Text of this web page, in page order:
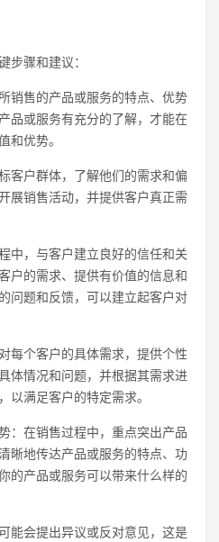
步骤和建议：
销售的产品或服务的特点、优势
品或服务有充分的了解，才能在
和优势。
客户群体，了解他们的需求和偏
展销售活动，并提供客户真正需
中，与客户建立良好的信任和关
户的需求、提供有价值的信息和
问题和反馈，可以建立起客户对
每个客户的具体需求，提供个性
体情况和问题，并根据其需求进
以满足客户的特定需求。
：在销售过程中，重点突出产品
晰地传达产品或服务的特点、功
的产品或服务可以带来什么样的
能会提出异议或反对意见，这是